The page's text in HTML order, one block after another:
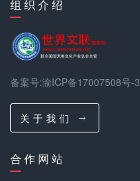
组 织 介 绍
备案号:渝ICP备17007508号-3
关 于 我 们
合 作 网 站